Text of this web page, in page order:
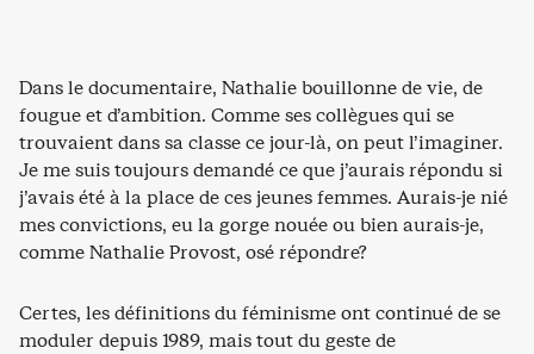
Dans le documentaire, Nathalie bouillonne de vie, de
fougue et d’ambition. Comme ses collègues qui se
trouvaient dans sa classe ce jour-là, on peut l’imaginer.
Je me suis toujours demandé ce que j’aurais répondu si
j’avais été à la place de ces jeunes femmes. Aurais-je nié
mes convictions, eu la gorge nouée ou bien aurais-je,
comme Nathalie Provost, osé répondre?
Certes, les définitions du féminisme ont continué de se
moduler depuis 1989, mais tout du geste de